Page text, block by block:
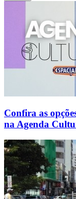
Confira as
na Agenda